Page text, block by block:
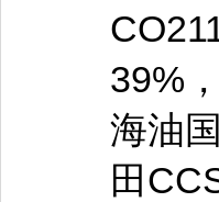
39%
海油
田